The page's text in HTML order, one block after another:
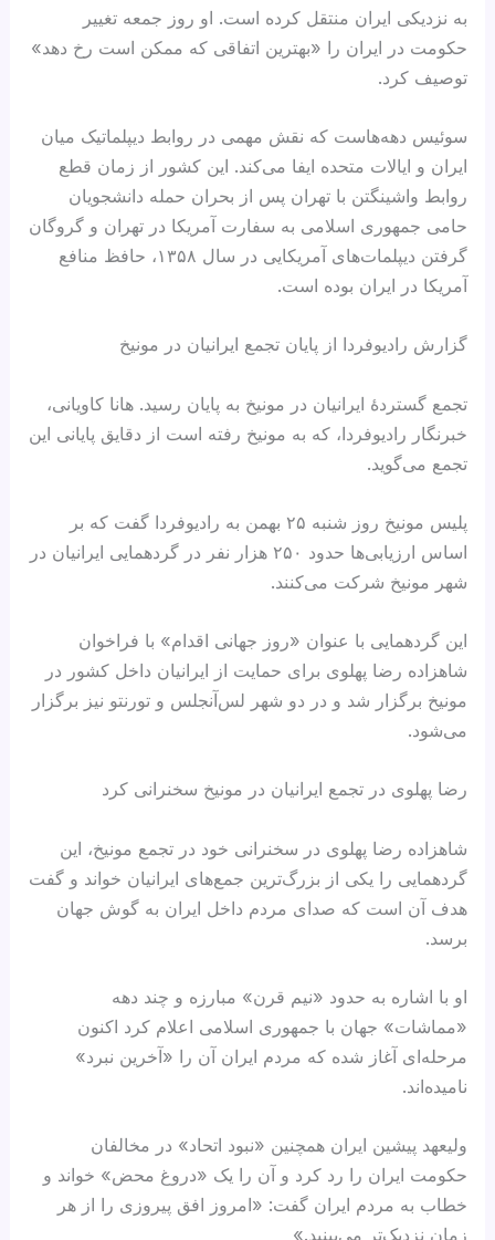
به نزدیکی ایران منتقل کرده است. او روز جمعه تغییر
حکومت در ایران را «بهترین اتفاقی که ممکن است رخ دهد»
توصیف کرد.
سوئیس دهه‌هاست که نقش مهمی در روابط دیپلماتیک میان
ایران و ایالات متحده ایفا می‌کند. این کشور از زمان قطع
روابط واشینگتن با تهران پس از بحران حمله دانشجویان
حامی جمهوری اسلامی به سفارت آمریکا در تهران و گروگان
گرفتن دیپلمات‌های آمریکایی در سال ۱۳۵۸، حافظ منافع
آمریکا در ایران بوده است.
گزارش رادیوفردا از پایان تجمع ایرانیان در مونیخ
تجمع گستردۀ ایرانیان در مونیخ به پایان رسید. هانا کاویانی،
خبرنگار رادیوفردا، که به مونیخ رفته است از دقایق پایانی این
تجمع می‌گوید.
پلیس مونیخ روز شنبه ۲۵ بهمن به رادیوفردا گفت که بر
اساس ارزیابی‌ها حدود ۲۵۰ هزار نفر در گردهمایی ایرانیان در
شهر مونیخ شرکت می‌کنند.
این گردهمایی با عنوان «روز جهانی اقدام» با فراخوان
شاهزاده رضا پهلوی برای حمایت از ایرانیان داخل کشور در
مونیخ برگزار شد و در دو شهر لس‌آنجلس و تورنتو نیز برگزار
می‌شود.
رضا پهلوی در تجمع ایرانیان در مونیخ سخنرانی کرد
شاهزاده رضا پهلوی در سخنرانی خود در تجمع مونیخ، این
گردهمایی را یکی از بزرگ‌ترین جمع‌های ایرانیان خواند و گفت
هدف آن است که صدای مردم داخل ایران به گوش جهان
برسد.
او با اشاره به حدود «نیم قرن» مبارزه و چند دهه
«مماشات» جهان با جمهوری اسلامی اعلام کرد اکنون
مرحله‌ای آغاز شده که مردم ایران آن را «آخرین نبرد»
نامیده‌اند.
ولیعهد پیشین ایران همچنین «نبود اتحاد» در مخالفان
حکومت ایران را رد کرد و آن را یک «دروغ محض» خواند و
خطاب به مردم ایران گفت: «امروز افق پیروزی را از هر
زمان نزدیک‌تر می‌بینید.»